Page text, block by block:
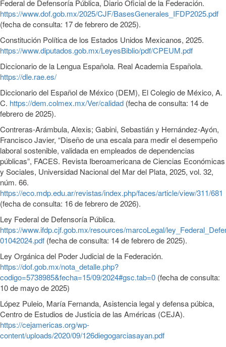
Federal de Defensoría Pública, Diario Oficial de la Federación.
https://www.dof.gob.mx/2025/CJF/BasesGenerales_IFDP2025.pdf
(fecha de consulta: 17 de febrero de 2025).
Constitución Política de los Estados Unidos Mexicanos, 2025.
https://www.diputados.gob.mx/LeyesBiblio/pdf/CPEUM.pdf
Diccionario de la Lengua Española. Real Academia Española.
https://dle.rae.es/
Diccionario del Español de México (DEM), El Colegio de México, A.
C. https://dem.colmex.mx/Ver/calidad (fecha de consulta: 14 de
febrero de 2025).
Contreras-Arámbula, Alexis; Gabini, Sebastián y Hernández-Ayón,
Francisco Javier, “Diseño de una escala para medir el desempeño
laboral sostenible, validada en empleados de dependencias
públicas”, FACES. Revista Iberoamericana de Ciencias Económicas
y Sociales, Universidad Nacional del Mar del Plata, 2025, vol. 32,
núm. 66.
https://eco.mdp.edu.ar/revistas/index.php/faces/article/view/311/681
(fecha de consulta: 16 de febrero de 2026).
Ley Federal de Defensoría Pública.
https://www.ifdp.cjf.gob.mx/resources/marcoLegal/
01042024.pdf (fecha de consulta: 14 de febrero de 2025).
Ley Orgánica del Poder Judicial de la Federación.
https://dof.gob.mx/nota_detalle.php?
codigo=5738985&fecha=15/09/2024#gsc.tab=0 (fecha de consulta:
10 de mayo de 2025)
López Puleio, María Fernanda, Asistencia legal y defensa púbica,
Centro de Estudios de Justicia de las Américas (CEJA).
https://cejamericas.org/wp-
content/uploads/2020/09/126diegogarciasayan.pdf